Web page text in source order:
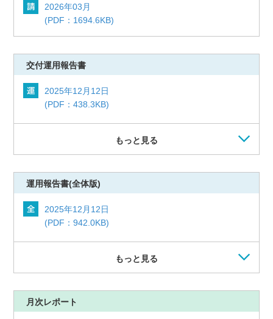
2026年03月
(PDF：1694.6KB)
交付運用報告書
2025年12月12日
(PDF：438.3KB)
もっと見る
運用報告書(全体版)
2025年12月12日
(PDF：942.0KB)
もっと見る
月次レポート